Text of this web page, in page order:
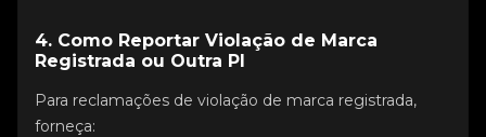
4. Como Reportar Violação de Marca
Registrada ou Outra PI
Para reclamações de violação de marca registrada,
forneça: